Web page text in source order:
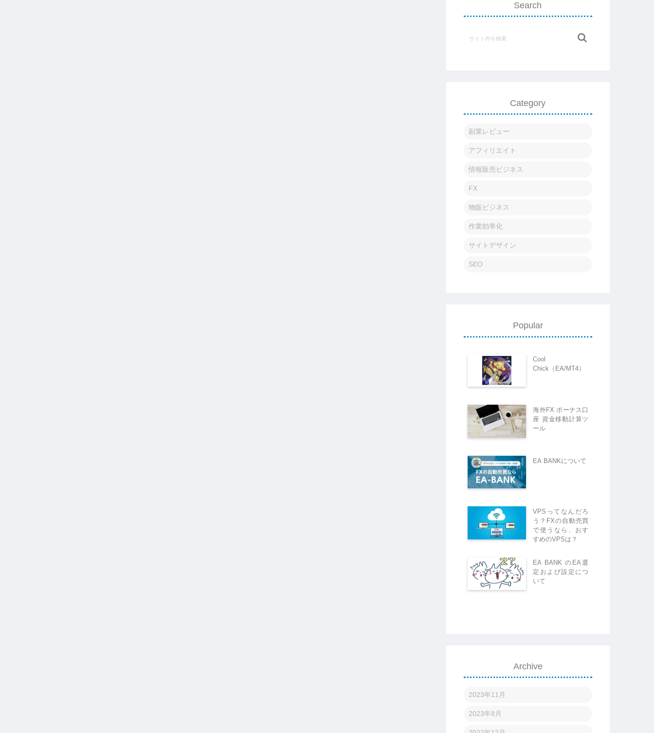
Search
Category
副業レビュー
アフィリエイト
情報販売ビジネス
FX
物販ビジネス
作業効率化
サイトデザイン
SEO
Popular
Cool
Chick（EA/MT4）
海外FX ボーナス口
座 資金移動計算ツ
ール
EA BANKについて
VPSってなんだろ
う？FXの自動売買
で使うなら、おす
すめのVPSは？
EA BANK のEA選
定および設定につ
いて
Archive
2023年11月
2023年8月